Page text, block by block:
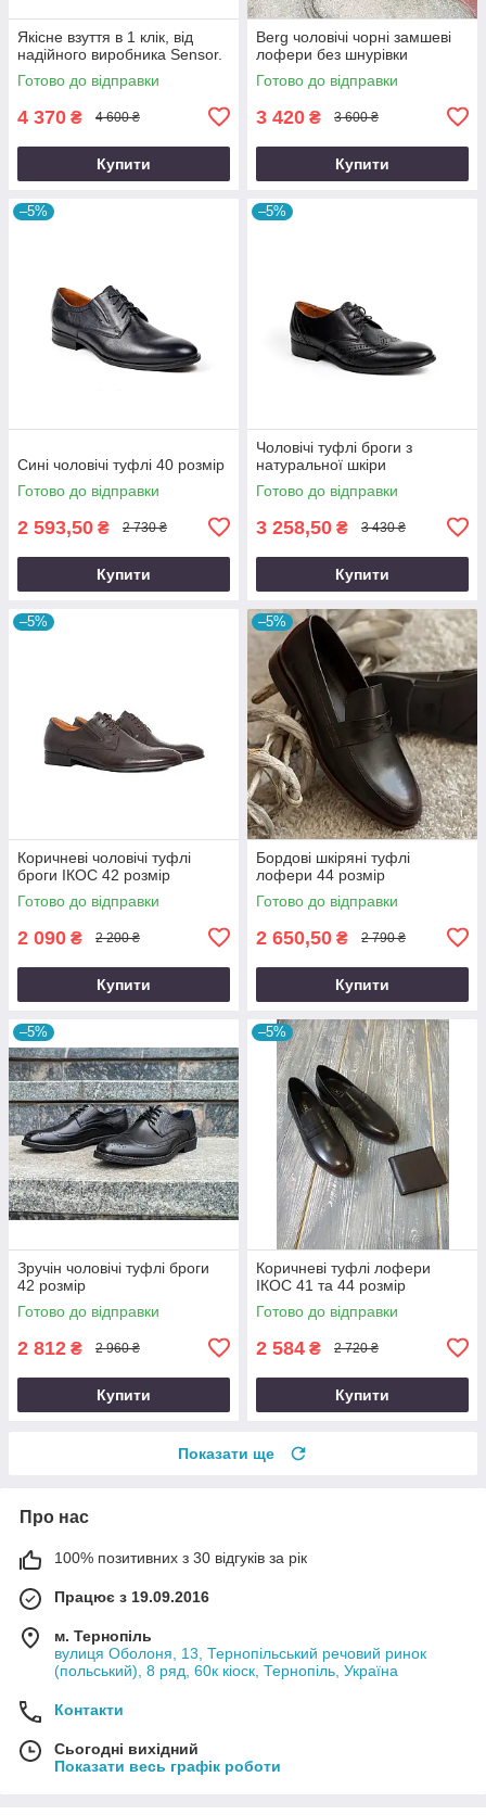
Якісне взуття в 1 клік, від
надійного виробника Sensor.
Готово до відправки
4 370 ₴ 4 600 ₴
Купити
Berg чоловічі чорні замшеві
лофери без шнурівки
Готово до відправки
3 420 ₴ 3 600 ₴
Купити
–5%
Сині чоловічі туфлі 40 розмір
Готово до відправки
2 593,50 ₴ 2 730 ₴
Купити
–5%
Чоловічі туфлі броги з
натуральної шкіри
Готово до відправки
3 258,50 ₴ 3 430 ₴
Купити
–5%
Коричневі чоловічі туфлі
броги ІКОС 42 розмір
Готово до відправки
2 090 ₴ 2 200 ₴
Купити
–5%
Бордові шкіряні туфлі
лофери 44 розмір
Готово до відправки
2 650,50 ₴ 2 790 ₴
Купити
–5%
Зручін чоловічі туфлі броги
42 розмір
Готово до відправки
2 812 ₴ 2 960 ₴
Купити
–5%
Коричневі туфлі лофери
ІКОС 41 та 44 розмір
Готово до відправки
2 584 ₴ 2 720 ₴
Купити
Показати ще
Про нас
100% позитивних з 30 відгуків за рік
Працює з 19.09.2016
м. Тернопіль
вулиця Оболоня, 13, Тернопільський речовий ринок
(польський), 8 ряд, 60к кіоск, Тернопіль, Україна
Контакти
Сьогодні вихідний
Показати весь графік роботи